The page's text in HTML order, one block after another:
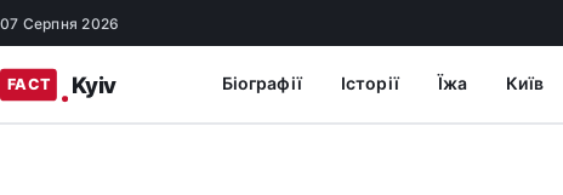
07 Серпня 2026
Біографії Історії Їжа Київ